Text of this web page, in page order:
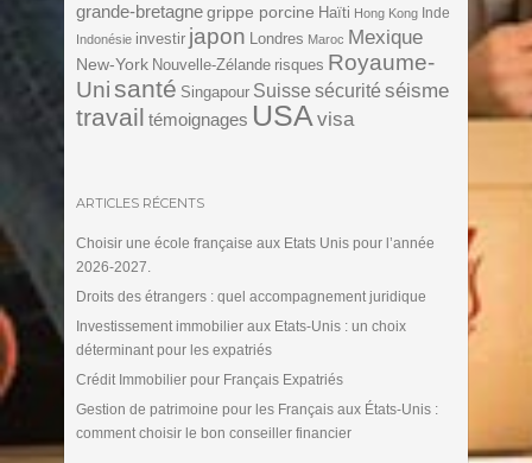
grande-bretagne grippe porcine Haïti Hong Kong Inde
Indonésie investir japon Londres Maroc Mexique
New-York Nouvelle-Zélande risques Royaume-
Unisanté Singapour Suisse sécurité séisme
travail témoignages USA visa
ARTICLES RÉCENTS
Choisir une école française aux Etats Unis pour l’année
2026-2027.
Droits des étrangers : quel accompagnement juridique
Investissement immobilier aux Etats-Unis : un choix
déterminant pour les expatriés
Crédit Immobilier pour Français Expatriés
Gestion de patrimoine pour les Français aux États-Unis :
comment choisir le bon conseiller financier